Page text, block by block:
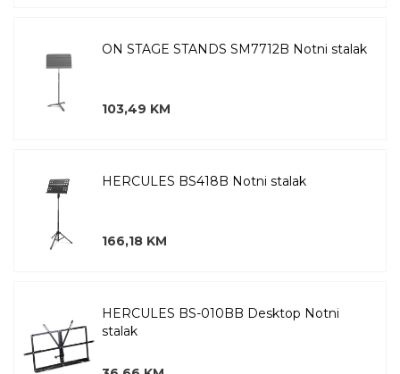
ON STAGE STANDS SM7712B Notni stalak
103,49 KM
HERCULES BS418B Notni stalak
166,18 KM
HERCULES BS-010BB Desktop Notni
stalak